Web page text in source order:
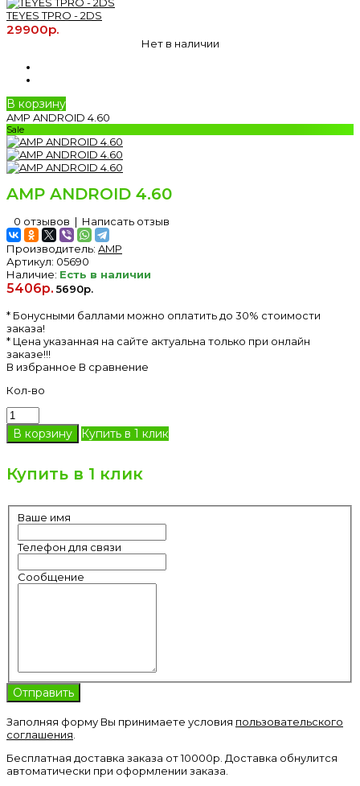
TEYES TPRO - 2DS
29900р.
Нет в наличии
В корзину
AMP ANDROID 4.60
Sale
AMP ANDROID 4.60
0 отзывов | Написать отзыв
Производитель: AMP
Артикул: 05690
Наличие: Есть в наличии
5406р. 5690р.
* Бонусными баллами можно оплатить до 30% стоимости
заказа!
* Цена указанная на сайте актуальна только при онлайн
заказе!!!
В избранное В сравнение
Кол-во
Купить в 1 клик
Купить в 1 клик
Ваше имя
Телефон для связи
Сообщение
Заполняя форму Вы принимаете условия пользовательского
соглашения
Бесплатная доставка заказа от 10000р. Доставка обнулится
автоматически при оформлении заказа.